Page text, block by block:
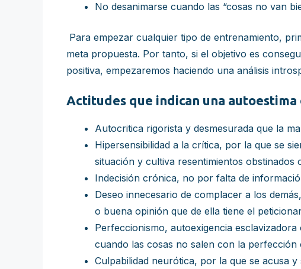
No desanimarse cuando las “cosas no van
Para empezar cualquier tipo de entrenamiento,
meta propuesta. Por tanto, si el objetivo es
positiva, empezaremos haciendo una análisis
Actitudes que indican una
Autocritica rigorista y desmesurada que la
Hipersensibilidad a la crítica, por la que se
situación y cultiva resentimientos obstinados
Indecisión crónica, no por falta de
Deseo innecesario de complacer a los
o buena opinión que de ella tiene el
Perfeccionismo, autoexigencia
cuando las cosas no salen con la perfección
Culpabilidad neurótica, por la que se acusa